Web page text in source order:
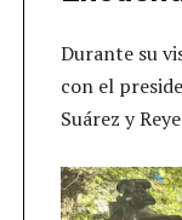
Durante su
con el
Suárez y